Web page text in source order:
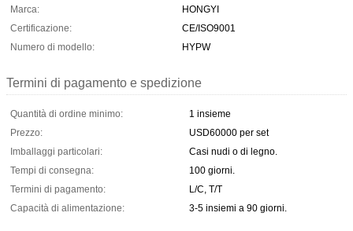
Marca:
HONGYI
Certificazione:
CE/ISO9001
Numero di modello:
HYPW
Termini di pagamento e spedizione
Quantità di ordine minimo:
1 insieme
Prezzo:
USD60000 per set
Imballaggi particolari:
Casi nudi o di legno.
Tempi di consegna:
100 giorni.
Termini di pagamento:
L/C, T/T
Capacità di alimentazione:
3-5 insiemi a 90 giorni.